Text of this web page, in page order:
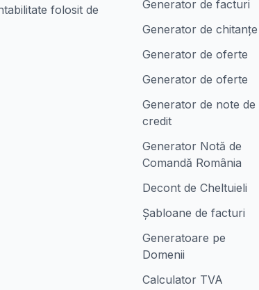
folosit de
Generator de facturi
Generator de chitanțe
Generator de oferte
Generator de oferte
Generator de note de
credit
Generator Notă de
Comandă România
Decont de Cheltuieli
Șabloane de facturi
Generatoare pe
Domenii
Calculator TVA